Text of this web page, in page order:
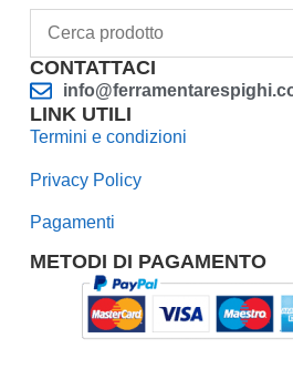
CONTATTACI
LINK UTILI
Termini e condizioni
Privacy Policy
Pagamenti
METODI DI PAGAMENTO